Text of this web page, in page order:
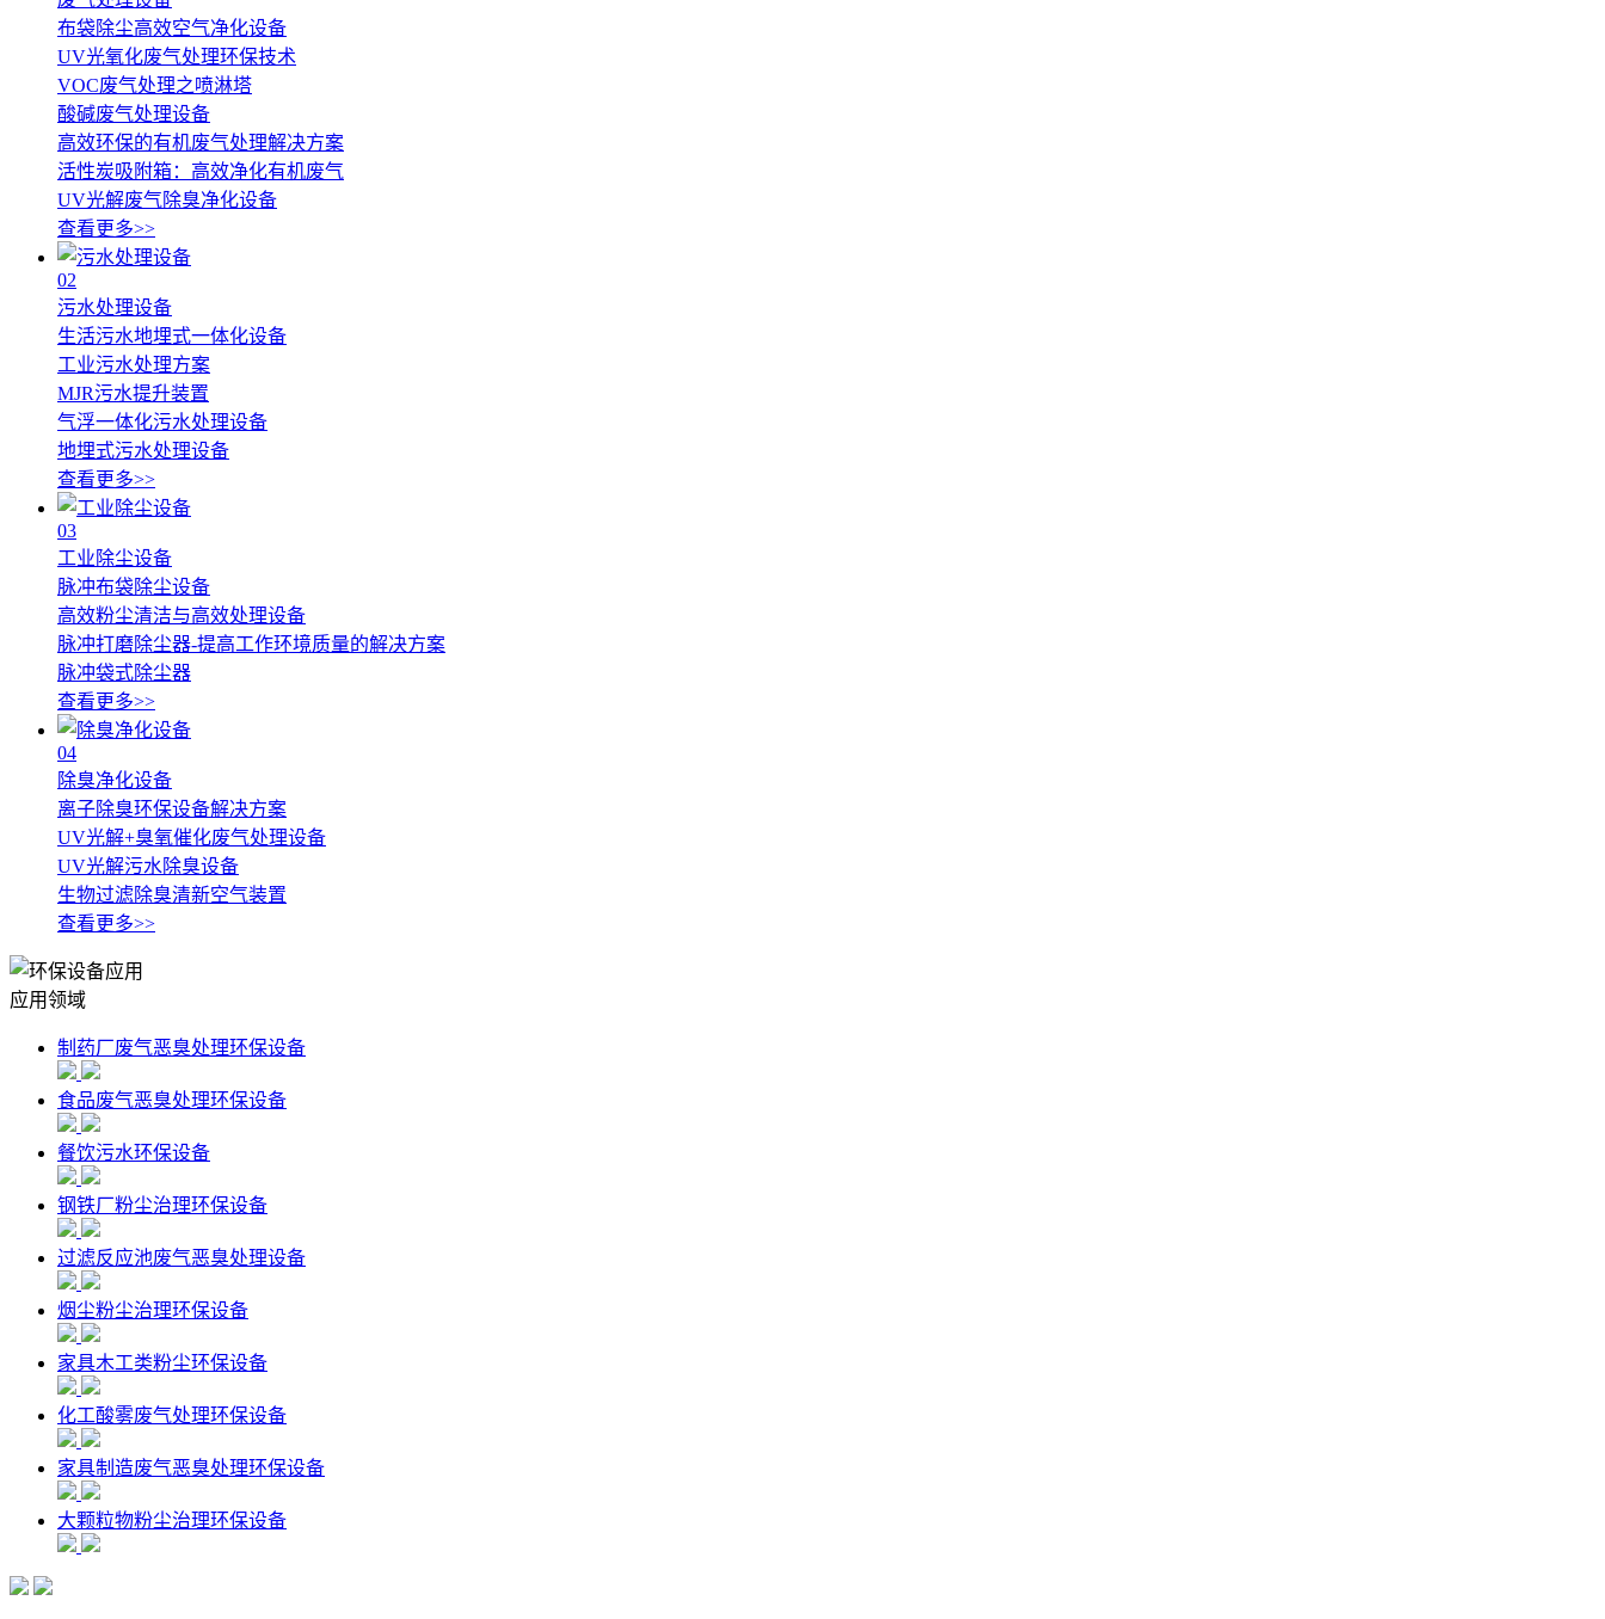
布袋除尘高效空气净化设备
UV光氧化废气处理环保技术
VOC废气处理之喷淋塔
酸碱废气处理设备
高效环保的有机废气处理解决方案
活性炭吸附箱：高效净化有机废气
UV光解废气除臭净化设备
查看更多>>
02
污水处理设备
生活污水地埋式一体化设备
工业污水处理方案
MJR污水提升装置
气浮一体化污水处理设备
地埋式污水处理设备
查看更多>>
03
工业除尘设备
脉冲布袋除尘设备
高效粉尘清洁与高效处理设备
脉冲打磨除尘器-提高工作环境质量的解决方案
脉冲袋式除尘器
查看更多>>
04
除臭净化设备
离子除臭环保设备解决方案
UV光解+臭氧催化废气处理设备
UV光解污水除臭设备
生物过滤除臭清新空气装置
查看更多>>
应用领域
制药厂废气恶臭处理环保设备
食品废气恶臭处理环保设备
餐饮污水环保设备
钢铁厂粉尘治理环保设备
过滤反应池废气恶臭处理设备
烟尘粉尘治理环保设备
家具木工类粉尘环保设备
化工酸雾废气处理环保设备
家具制造废气恶臭处理环保设备
大颗粒物粉尘治理环保设备